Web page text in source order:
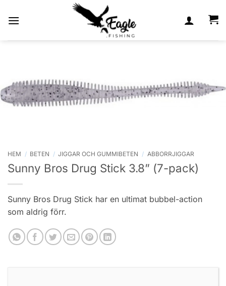
HEM / BETEN / JIGGAR OCH GUMMIBETEN / ABBORRJIGGAR
Sunny Bros Drug Stick 3.8” (7-pack)
Sunny Bros Drug Stick har en ultimat bubbel-action
som aldrig förr.